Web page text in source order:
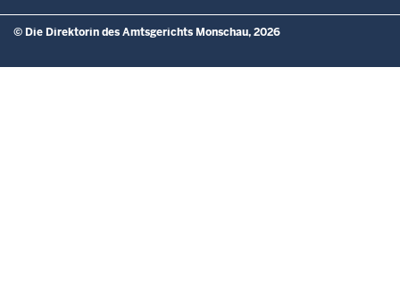
© Die Direktorin des Amtsgerichts Monschau, 2026